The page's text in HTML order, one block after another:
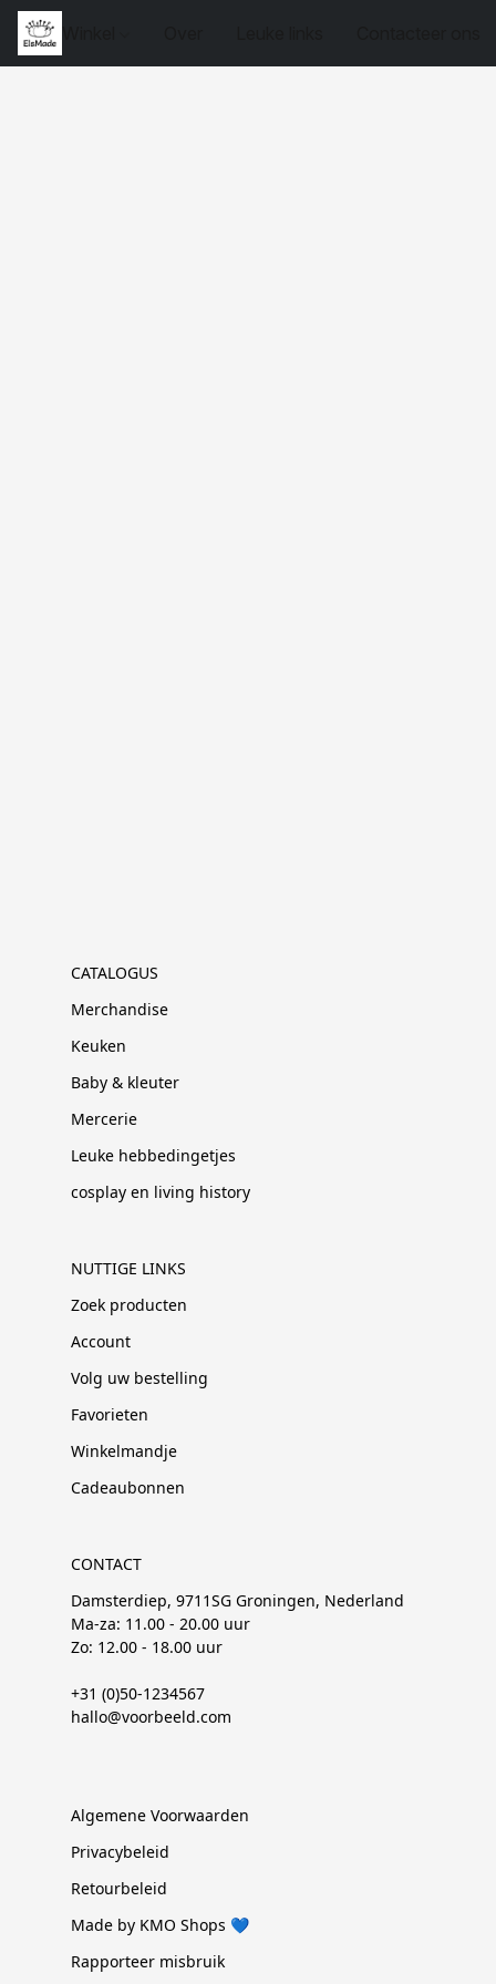
CATALOGUS
Merchandise
Keuken
Baby & kleuter
Mercerie
Leuke hebbedingetjes
cosplay en living history
NUTTIGE LINKS
Zoek producten
Account
Volg uw bestelling
Favorieten
Winkelmandje
Cadeaubonnen
CONTACT
Damsterdiep, 9711SG Groningen, Nederland
Ma-za: 11.00 - 20.00 uur
Zo: 12.00 - 18.00 uur
+31 (0)50-1234567
hallo@voorbeeld.com
Algemene Voorwaarden
Privacybeleid
Retourbeleid
Made by KMO Shops 💙
Rapporteer misbruik